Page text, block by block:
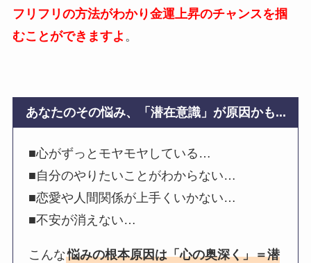
フリフリの方法がわかり金運上昇のチャンスを掴
むことができますよ 。
あなたのその悩み、「潜在意識」が原因かも...
■心がずっとモヤモヤしている…
■自分のやりたいことがわからない…
■恋愛や人間関係が上手くいかない…
■不安が消えない…
こんな悩みの根本原因は「心の奥深く」＝潜